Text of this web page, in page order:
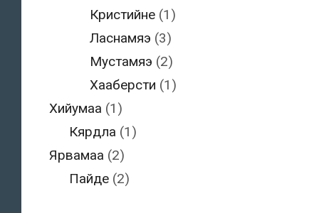
Кристийне(1)
Ласнамяэ (3)
Мустамяэ (2)
Хааберсти (1)
Хийумаа (1)
Кярдла (1)
Ярвамаа (2)
Пайде (2)